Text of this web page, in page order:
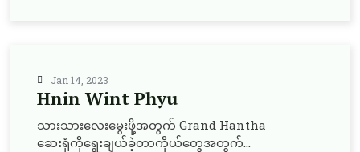
Jan 14, 2023
Hnin Wint Phyu
သားသားလေးမွေးဖို့အတွက် Grand Hantha
ဆေးရုံကိုရွေးချယ်ခဲ့တာကိုယ်တွေအတွက်...